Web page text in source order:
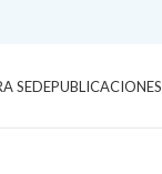
SEDEPUBLICACIONES